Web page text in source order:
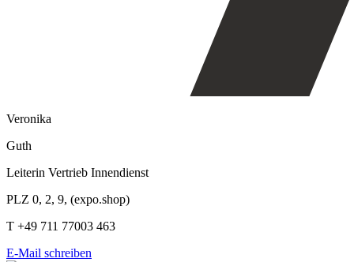
Veronika
Guth
Leiterin Vertrieb Innendienst
PLZ 0, 2, 9, (expo.shop)
T +49 711 77003 463
E-Mail schreiben